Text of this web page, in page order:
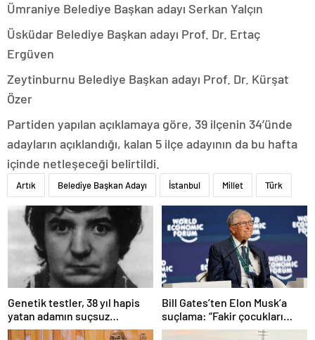
Ümraniye Belediye Başkan adayı Serkan Yalçın
Üsküdar Belediye Başkan adayı Prof. Dr. Ertaç
Ergüven
Zeytinburnu Belediye Başkan adayı Prof. Dr. Kürşat
Özer
Partiden yapılan açıklamaya göre, 39 ilçenin 34’ünde
adayların açıklandığı, kalan 5 ilçe adayının da bu hafta
içinde netleşeceği belirtildi.
Artık Belediye Başkan Adayı İstanbul Millet Türk
Genetik testler, 38 yıl hapis
yatan adamın suçsuz
olduğunu ortaya çıkardı
Bill Gates’ten Elon Musk’a
suçlama: “Fakir çocukları
öldürdü”